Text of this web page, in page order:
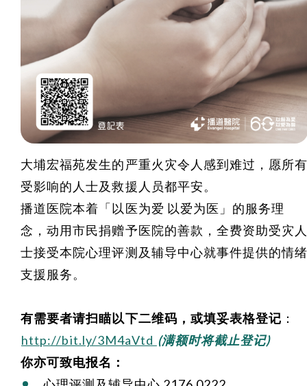
大埔宏福苑发生的严重火灾令人感到难过，愿所
受影响的人士及救援人员都平安。
播道医院本着「以医为爱 以爱为医」的服务理
念，动用市民捐赠予医院的善款，全费资助受灾
士接受本院心理评测及辅导中心就事件提供的情
支援服务。
有需要者请扫瞄以下二维码，或填妥表格登记 ：
http://bit.ly/3M4aVtd (满额时将截止登记)
你亦可致电报名：